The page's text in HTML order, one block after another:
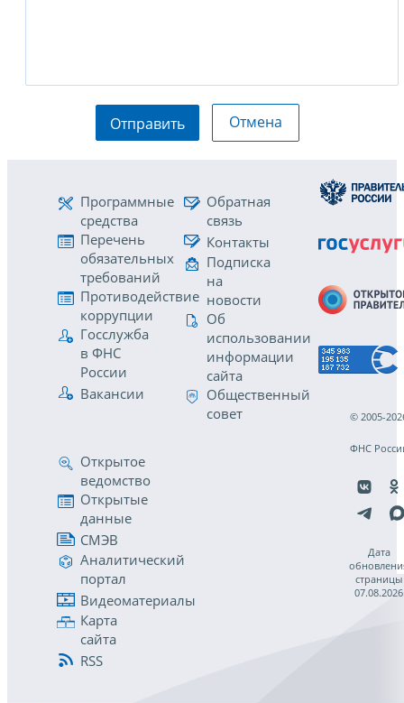
Отправить Отмена
Программные
средства
Перечень
обязательных
требований
Противодействие
коррупции
Госслужба
в ФНС
России
Вакансии
Обратная
связь
Контакты
Подписка
на
новости
Об
использовании
информации
сайта
Общественный
совет
Открытое
ведомство
Открытые
данные
СМЭВ
Аналитический
портал
Видеоматериалы
Карта
сайта
RSS
© 2005-
ФНС
Дата
страницы
07.08.2026